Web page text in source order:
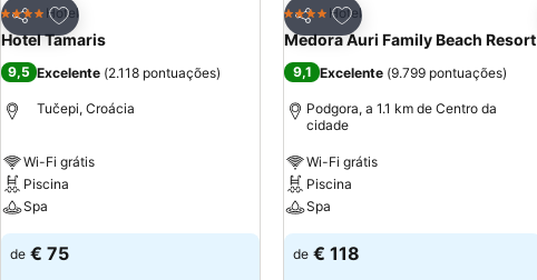
Partilhar
Adicionar aos favoritos
4 EstrelasHotel
Hotel Tamaris
9,5 Excelente (2.118 pontuações)
Tučepi, Croácia
Wi-Fi grátis
Piscina
Spa
de € 75
Partilhar
Adicionar aos favoritos
4 EstrelasHotel
Medora Auri Family Beach Resort
9,1 Excelente (9.799 pontuações)
Podgora, a 1.1 km de Centro da
cidade
Wi-Fi grátis
Piscina
Spa
de € 118